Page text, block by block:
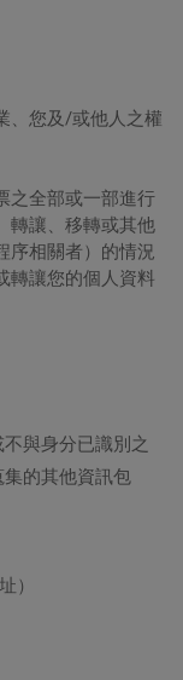
、您及/或他人之權
之全部或一部進行
轉讓、移轉或其他
序相關者）的情況
轉讓您的個人資料
與身分已識別之
的其他資訊包
）